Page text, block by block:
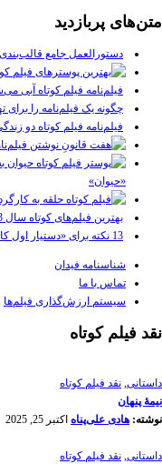
متن‌های پربازدید
دستورالعمل جامع
فیلم‌نامه فیلم کوتاه آبی
چگونه یک فیلم‌نامه را برای
فیلم‌نامه فیلم کوتاه دو
«حیوان»
بهترین فیلم‌های کوتاه سال 1403 به انتخاب فیدان
13 نکته برای «دستیار اول کارگردان» بهتری بودن
شناسنامه فیدان
تماس با ما
سیستم ارزش‌گذاری فیلم‌ها
نقد فیلم کوتاه
داستانی, نقد فیلم کوتاه
نیمۀ پنهان
نوشته: هادی علی‌پناه اکتبر 25, 2025
داستانی, نقد فیلم کوتاه